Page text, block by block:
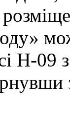
Н-09